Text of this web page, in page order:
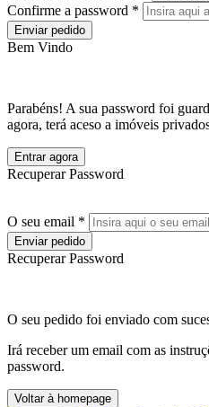
Confirme a password *
Enviar pedido
Bem Vindo
Parabéns! A sua password foi
agora, terá aceso a imóveis
Entrar agora
Recuperar Password
O seu email *
Enviar pedido
Recuperar Password
O seu pedido foi enviado com
Irá receber um email com as
password.
Voltar à homepage